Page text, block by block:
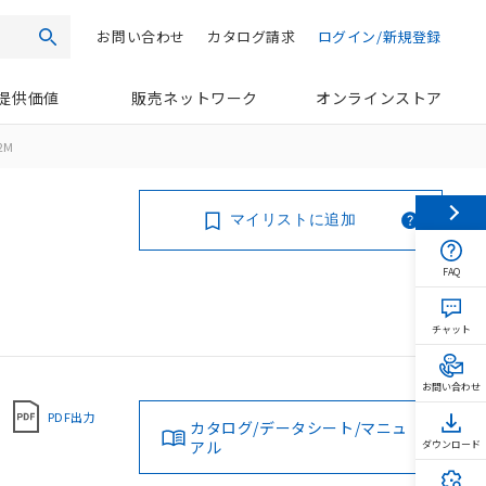
検索 ログイン/新規登録
カタログ請求
お問い合わせ
供価値 販売ネットワーク オンラインストア
マイリストに追加
PDF出力
カタログ/データシート/マニュ
アル
FAQ
チャット
お問い合わせ
ダウンロード